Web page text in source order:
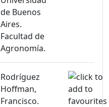
de Buenos
Aires.
Facultad de
Agronomía.
Rodríguez
Hoffman,
Francisco.